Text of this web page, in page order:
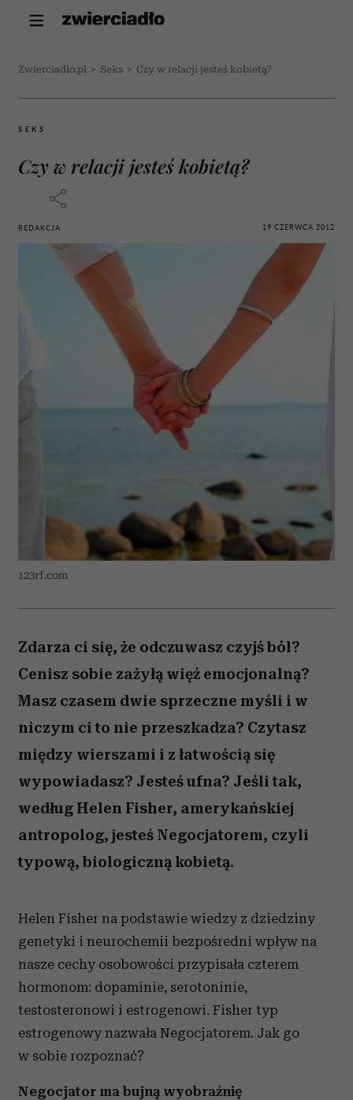
Zwierciadlo.pl > Seks > Czy w relacji jesteś kobietą?
SEKS
Czy w relacji jesteś kobietą?
REDAKCJA 19 CZERWCA 2012
123rf.com
Zdarza ci się, że odczuwasz czyjś ból?
Cenisz sobie zażyłą więź emocjonalną?
Masz czasem dwie sprzeczne myśli i w
niczym ci to nie przeszkadza? Czytasz
między wierszami i z łatwością się
wypowiadasz? Jesteś ufna? Jeśli tak,
według Helen Fisher, amerykańskiej
antropolog, jesteś Negocjatorem, czyli
typową, biologiczną kobietą.
Helen Fisher na podstawie wiedzy z dziedziny
genetyki i neurochemii bezpośredni wpływ na
nasze cechy osobowości przypisała czterem
hormonom: dopaminie, serotoninie,
testosteronowi i estrogenowi. Fisher typ
estrogenowy nazwała Negocjatorem. Jak go
w sobie rozpoznać?
Negocjator ma bujną wyobraźnię